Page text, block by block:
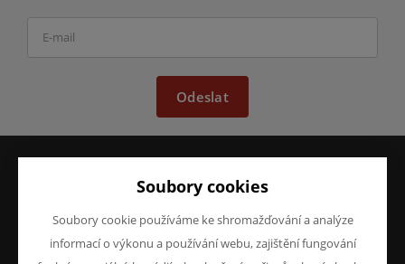
Odeslat
Obchodní podmínky
Reklamace
O FIRMĚ
O nás
Kontakty
Soubory cookies
Soubory cookie používáme ke shromažďování a analýze
informací o výkonu a používání webu, zajištění fungování